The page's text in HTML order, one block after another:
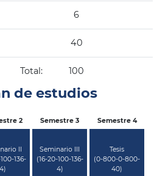
6
40
Total: 100
de estudios
2 Semestre 3 Semestre 4
II
136-
4)
Seminario III
(16-20-100-136-
4)
Tesis
(0-800-0-800-
40)